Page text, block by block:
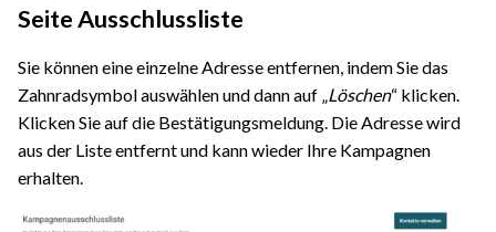
Seite Ausschlussliste
Sie können eine einzelne Adresse entfernen, indem Sie das
Zahnradsymbol auswählen und dann auf „ Löschen“ klicken.
Klicken Sie auf die Bestätigungsmeldung. Die Adresse wird
aus der Liste entfernt und kann wieder Ihre Kampagnen
erhalten.